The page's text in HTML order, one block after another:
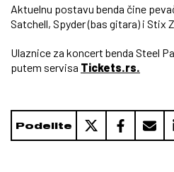
Aktuelnu postavu benda čine
Satchell, Spyder (bas gitara) i Stix
Ulaznice za koncert benda Steel
putem servisa Tickets.rs.
Podelite